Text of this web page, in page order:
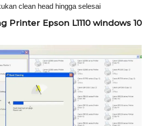
clean head hingga selesai
Printer Epson L1110 windows 10